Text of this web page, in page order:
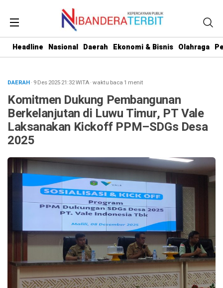
Headline Nasional Daerah Ekonomi & Bisnis Olahraga
DAERAH· 9 Des 202521:32WITA·waktu baca 1 menit
Komitmen Dukung Pembangunan
Berkelanjutan di Luwu Timur, PT Vale
Laksanakan Kickoff PPM–SDGs Desa
2025